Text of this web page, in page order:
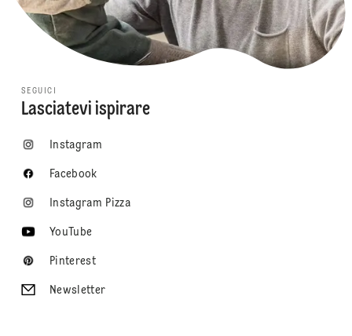
SEGUICI
Lasciatevi ispirare
Instagram
Facebook
Instagram Pizza
YouTube
Pinterest
Newsletter